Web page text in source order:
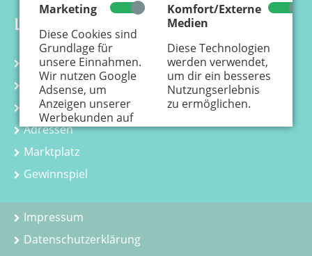
Marketing
Diese Cookies sind
Grundlage für
unsere Einnahmen.
Wir nutzen Google
Adsense, um
Anzeigen unserer
Werbekunden auf
der Webseite
einzustellen.
erfährst Du, wie
personenbezogene
von Anzeigen
Komfort/Externe
Medien
Diese Technologien
werden verwendet,
um dir ein besseres
Nutzungserlebnis
zu ermöglichen.
Links
Kalender
Kurse
Kindergeburtstag
Adressen
Marktplatz
Gewinnspiel
Impressum
Datenschutzerklärung